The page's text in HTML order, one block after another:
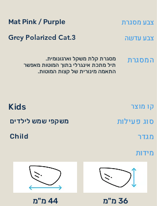
Mat Pink / Purple צבע מסגרת
Grey Polarized Cat.3 צבע עדשה
מסגרת קלת משקל וארגונומית.
תיל מתכת אינגרלי בתוך המוטות מאפשר
התאמה מינורית של קצות המוטות.
המסגרת
Kids קו מוצר
משקפי שמש לילדים סוג פעילות
Child
מגדר
מידות
44 מ"מ 36 מ"מ